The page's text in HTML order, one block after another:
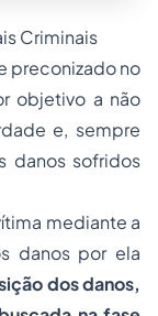
Criminais
preconizado no
objetivo a não
e, sempre
danos sofridos
mediante a
danos por ela
dos danos,